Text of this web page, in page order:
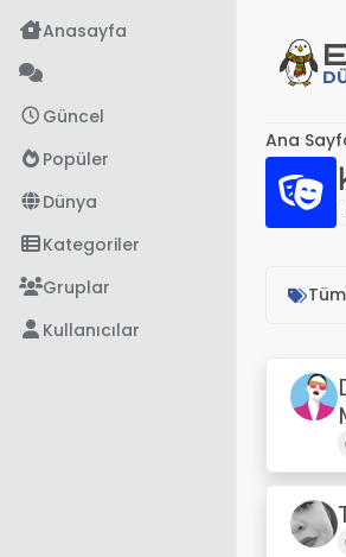
İçeriğe atla
Anasayfa
Güncel
Popüler
Dünya
Kategoriler
Gruplar
Kullanıcılar
Ana